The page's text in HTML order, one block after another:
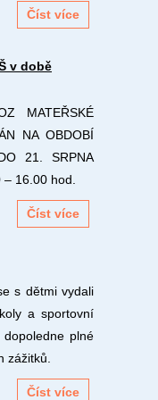
Číst více
v době
MATEŘSKÉ
NA OBDOBÍ
21. SRPNA
16.00 hod.
Číst více
s dětmi vydali
a sportovní
plné
zážitků.
Číst více